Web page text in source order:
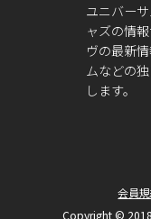
ユニバー
ャズの情
ヴの最新
ムなどの
します。
会員
Copyright ©